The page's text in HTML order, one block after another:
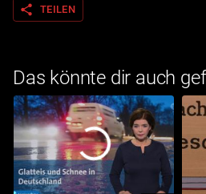
sich stärker mit den
Herbst anstehenden
den "Bericht vom Parteitag" der
Sonntag, 21. Juni, auf Montag,
Uhr. Gesprächsgast ist Ines
Fragen von ARD-
Alexander Budweg stellt.
share TEILEN
Das könnte dir auch